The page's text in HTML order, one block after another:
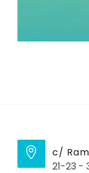
c/
21-23 -